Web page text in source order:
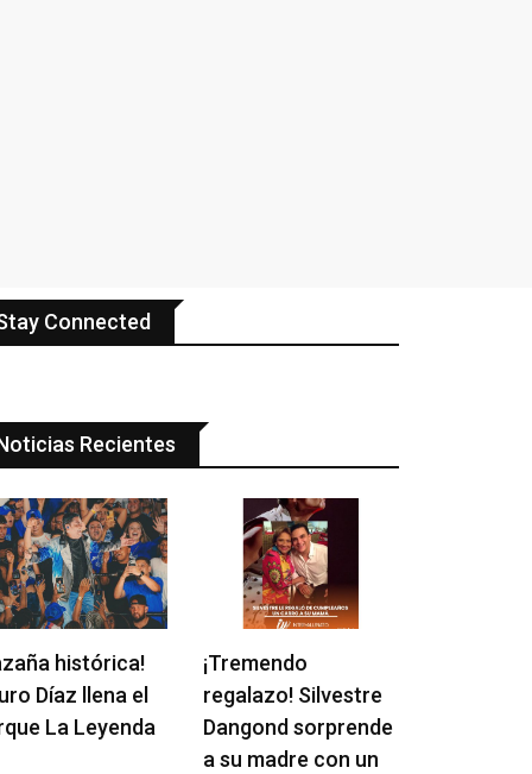
Connected
Recientes
histórica!
Díaz llena el
La Leyenda
¡Tremendo
regalazo! Silvestre
Dangond sorprende
a su madre con un